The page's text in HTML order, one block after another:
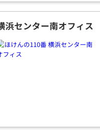
浜センター南オフィス